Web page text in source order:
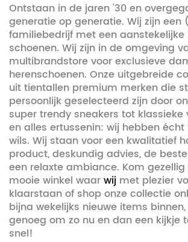
Ontstaan in de jaren '30 en
generatie op generatie. Wij zijn
familiebedrijf met een aanstekelijke
schoenen. Wij zijn in de omgeving
multibrandstore voor exclusieve
herenschoenen. Onze uitgebreide
uit tientallen premium merken die
persoonlijk geselecteerd zijn door
super trendy sneakers tot klassieke
en alles ertussenin: wij hebben
wils. Wij staan voor een kwalitatief
product, deskundig advies, de
een relaxte ambiance. Kom
mooie winkel waarwij met plezier
klaarstaan of shop onze collectie
bijna wekelijks nieuwe items
genoeg om zo nu en dan een kijkje
snel!